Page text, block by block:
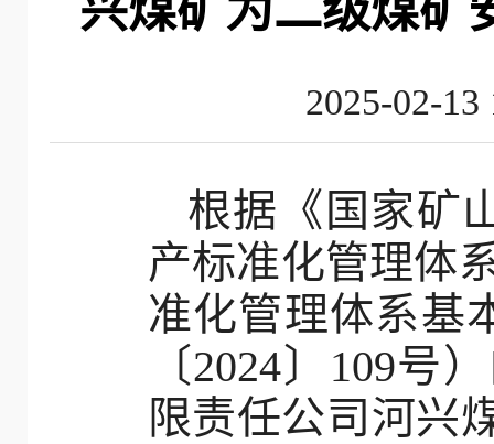
2025-02-
根据《国家矿
产标准化管理体
准化管理体系基
〔2024〕109号
限责任公司河兴